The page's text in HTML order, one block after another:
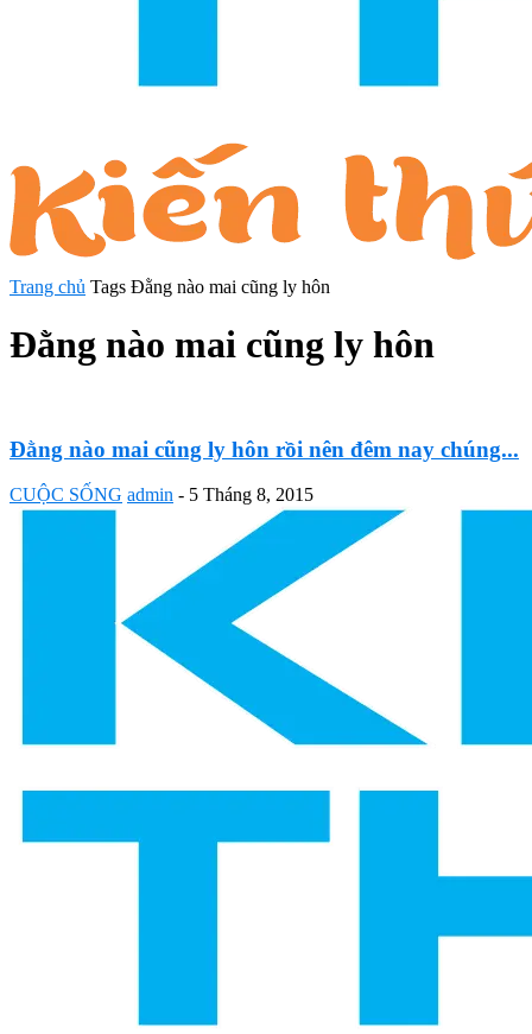
Trang chủ Tags Đằng nào mai cũng ly hôn
Đằng nào mai cũng ly hôn
Đằng nào mai cũng ly hôn rồi nên đêm nay chúng...
CUỘC SỐNG admin - 5 Tháng 8, 2015